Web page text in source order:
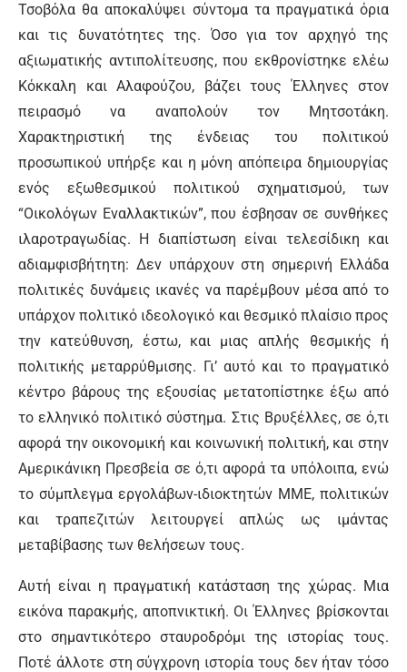
Τσοβόλα θα αποκαλύψει σύντομα τα πραγματικά όρια
και τις δυνατότητες της. Όσο για τον αρχηγό της
αξιωματικής αντιπολίτευσης, που εκθρονίστηκε ελέω
Κόκκαλη και Αλαφούζου, βάζει τους Έλληνες στον
πειρασμό να αναπολούν τον Μητσοτάκη.
Χαρακτηριστική της ένδειας του πολιτικού
προσωπικού υπήρξε και η μόνη απόπειρα δημιουργίας
ενός εξωθεσμικού πολιτικού σχηματισμού, των
“Οικολόγων Εναλλακτικών”, που έσβησαν σε συνθήκες
ιλαροτραγωδίας. Η διαπίστωση είναι τελεσίδικη και
αδιαμφισβήτητη: Δεν υπάρχουν στη σημερινή Ελλάδα
πολιτικές δυνάμεις ικανές να παρέμβουν μέσα από το
υπάρχον πολιτικό ιδεολογικό και θεσμικό πλαίσιο προς
την κατεύθυνση, έστω, και μιας απλής θεσμικής ή
πολιτικής μεταρρύθμισης. Γι’ αυτό και το πραγματικό
κέντρο βάρους της εξουσίας μετατοπίστηκε έξω από
το ελληνικό πολιτικό σύστημα. Στις Βρυξέλλες, σε ό,τι
αφορά την οικονομική και κοινωνική πολιτική, και στην
Αμερικάνικη Πρεσβεία σε ό,τι αφορά τα υπόλοιπα, ενώ
το σύμπλεγμα εργολάβων-ιδιοκτητών ΜΜΕ, πολιτικών
και τραπεζιτών λειτουργεί απλώς ως ιμάντας
μεταβίβασης των θελήσεων τους.
Αυτή είναι η πραγματική κατάσταση της χώρας. Μια
εικόνα παρακμής, αποπνικτική. Οι Έλληνες βρίσκονται
στο σημαντικότερο σταυροδρόμι της ιστορίας τους.
Ποτέ άλλοτε στη σύγχρονη ιστορία τους δεν ήταν τόσο